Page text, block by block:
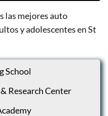
las mejores auto
y adolescentes en St
School
Research Center